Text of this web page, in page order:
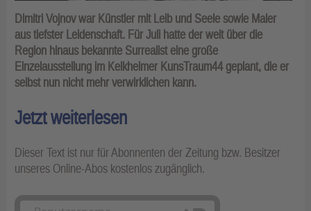
Dimitri Vojnov war Künstler mit Leib und Seele sowie Maler
aus tiefster Leidenschaft. Für Juli hatte der weit über die
Region hinaus bekannte Surrealist eine große
Einzelausstellung im Kelkheimer KunsTraum44 geplant, die er
selbst nun nicht mehr verwirklichen kann.
Jetzt weiterlesen
Dieser Text ist nur für Abonnenten der Zeitung bzw. Besitzer
unseres Online-Abos kostenlos zugänglich.
Anmelden